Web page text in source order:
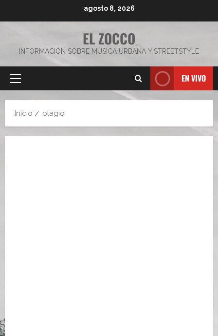
agosto 8, 2026
EL ZOCCO
INFORMACIÓN SOBRE MÚSICA URBANA Y STREETSTYLE
Menú
EN VIVO
Inicio plagio